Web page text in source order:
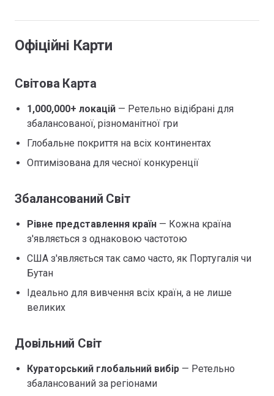
Офіційні Карти
Світова Карта
1,000,000+ локацій — Ретельно відібрані для
збалансованої, різноманітної гри
Глобальне покриття на всіх континентах
Оптимізована для чесної конкуренції
Збалансований Світ
Рівне представлення країн — Кожна країна
з'являється з однаковою частотою
США з'являється так само часто, як Португалія чи
Бутан
Ідеально для вивчення всіх країн, а не лише
великих
Довільний Світ
Кураторський глобальний вибір — Ретельно
збалансований за регіонами